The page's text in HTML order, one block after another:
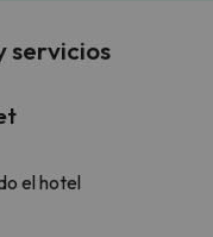
servicios
el hotel